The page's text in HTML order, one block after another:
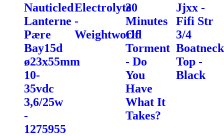
Nauticled
Lanterne
Pære
Bay15d
ø23x55mm
10-
35vdc
3,6/25w
-
1275955
Electrolyte
-
Weightworld
30
Minutes
Of
Torment
- Do
You
Have
What It
Takes?
Jjxx -
Fifi Str
3/4
Boatneck
Top -
Black